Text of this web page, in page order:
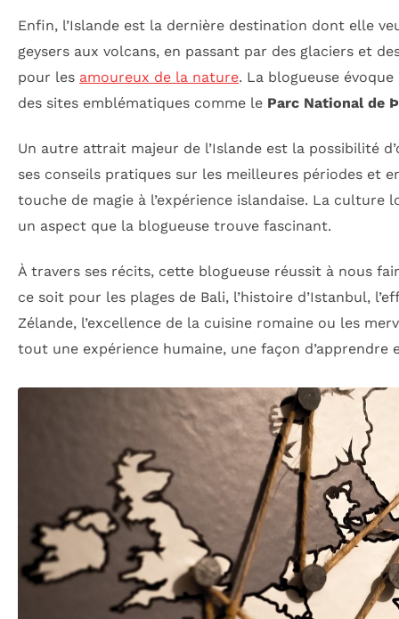
Enfin, l’Islande est la dernière destination dont elle
geysers aux volcans, en passant par des glaciers et
pour les amoureux de la nature. La blogueuse
des sites emblématiques comme le Parc National de
Un autre attrait majeur de l’Islande est la possibilité
ses conseils pratiques sur les meilleures périodes et
touche de magie à l’expérience islandaise. La culture
un aspect que la blogueuse trouve fascinant.
À travers ses récits, cette blogueuse réussit à nous
ce soit pour les plages de Bali, l’histoire d’Istanbul,
Zélande, l’excellence de la cuisine romaine ou les
tout une expérience humaine, une façon d’apprendre